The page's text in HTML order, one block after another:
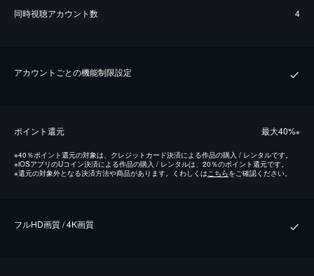
同時視聴アカウント数 4
アカウントごとの機能制限設定
ポイント還元 最⼤40%※
※40％ポイント還元の対象は、クレジットカード決済による作品の購入 / レンタルです。
※iOSアプリのUコイン決済による作品の購入 / レンタルは、20％のポイント還元です。
※還元の対象外となる決済方法や商品があります。くわしくはこちらをご確認ください。
フルHD画質 / 4K画質